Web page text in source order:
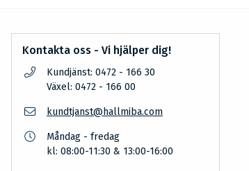
Kontakta oss - Vi hjälper dig!
Kundjänst: 0472 - 166 30
Växel: 0472 - 166 00
kundtjanst@hallmiba.com
Måndag - fredag
kl: 08:00-11:30 & 13:00-16:00